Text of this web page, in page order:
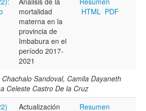
mortalidad
materna en la
provincia de
Imbabura en el
período 2017-
2021
HTML PDF
Sandoval, Camila Dayaneth
Celeste Castro De la Cruz
Actualización
Resumen